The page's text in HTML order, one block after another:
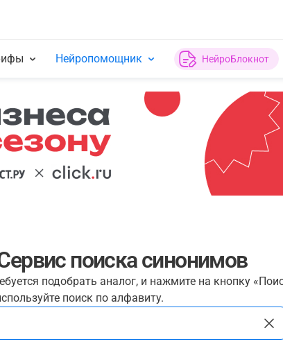
Нейропомощник НейроБлокнот
поиска синонимов
подобрать аналог, и нажмите на кнопку
поиск по алфавиту.